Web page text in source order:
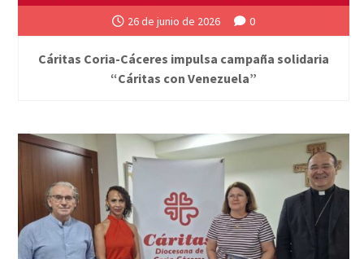
26 de junio de 2026 0
Cáritas Coria-Cáceres impulsa campaña solidaria
“Cáritas con Venezuela”